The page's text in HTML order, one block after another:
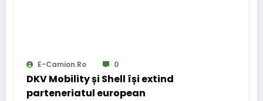
E-Camion.ro 0
DKV Mobility și Shell își extind
parteneriatul european